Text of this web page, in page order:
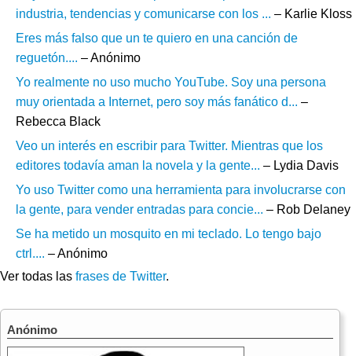
industria, tendencias y comunicarse con los ... – Karlie Kloss
Eres más falso que un te quiero en una canción de
reguetón.... – Anónimo
Yo realmente no uso mucho YouTube. Soy una persona
muy orientada a Internet, pero soy más fanático d... –
Rebecca Black
Veo un interés en escribir para Twitter. Mientras que los
editores todavía aman la novela y la gente... – Lydia Davis
Yo uso Twitter como una herramienta para involucrarse con
la gente, para vender entradas para concie... – Rob Delaney
Se ha metido un mosquito en mi teclado. Lo tengo bajo
ctrl.... – Anónimo
Ver todas las frases de Twitter.
Anónimo